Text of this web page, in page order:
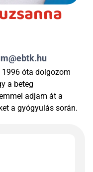
óta dolgozom
a beteg
adjam át a
a gyógyulás során.